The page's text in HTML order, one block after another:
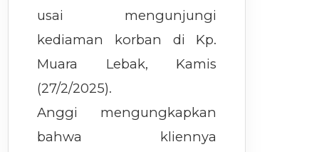
usai mengunjungi
kediaman korban di Kp.
Muara Lebak, Kamis
(27/2/2025).
Anggi mengungkapkan
bahwa kliennya